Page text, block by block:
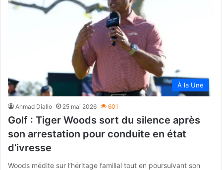
À la Une
Ahmad Diallo 25 mai 2026 601
Golf : Tiger Woods sort du silence après
son arrestation pour conduite en état
d’ivresse
Woods médite sur l’héritage familial tout en poursuivant son